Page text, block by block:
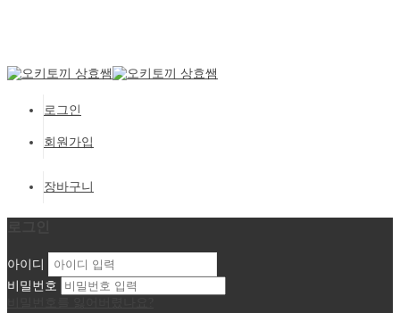
로그인
회원가입
장바구니
아이디
비밀번호